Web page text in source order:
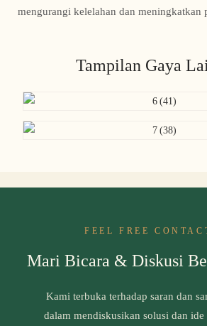
mengurangi kelelahan dan meningkatkan
Tampilan Gaya
FEEL FREE
Mari Bicara & Diskusi
Kami terbuka terhadap saran dan
dalam mendiskusikan solusi dan